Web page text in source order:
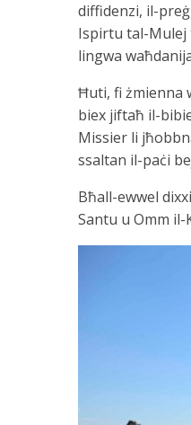
diffidenzi, il-
Ispirtu tal-
lingwa
Ħuti, fi żmienna
biex jiftaħ il-
Missier li
ssaltan il-paċi
Bħall-ewwel
Santu u Omm il-